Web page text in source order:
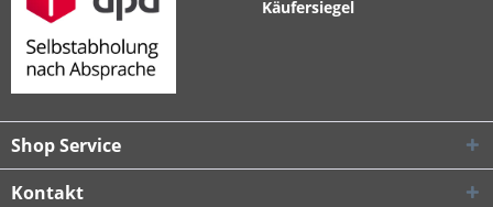
Shop Service
Kontakt